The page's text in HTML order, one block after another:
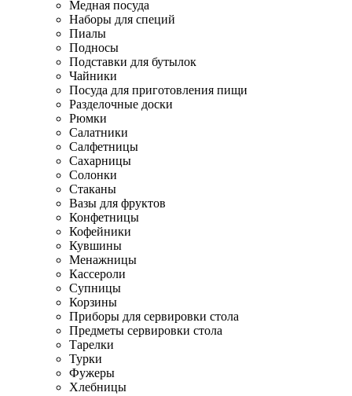
Медная посуда
Наборы для специй
Пиалы
Подносы
Подставки для бутылок
Чайники
Посуда для приготовления пищи
Разделочные доски
Рюмки
Салатники
Салфетницы
Сахарницы
Солонки
Стаканы
Вазы для фруктов
Конфетницы
Кофейники
Кувшины
Менажницы
Кассероли
Супницы
Корзины
Приборы для сервировки стола
Предметы сервировки стола
Тарелки
Турки
Фужеры
Хлебницы